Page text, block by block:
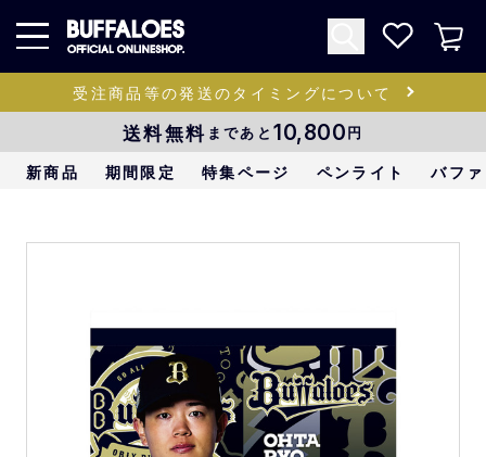
受注商品等の発送のタイミングについて
送料無料 まであと 10,800円
新商品 期間限定 特集ページ ペンライト バフ